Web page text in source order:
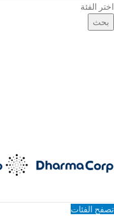
اختر الفئة
بحث
تصفح الفئات